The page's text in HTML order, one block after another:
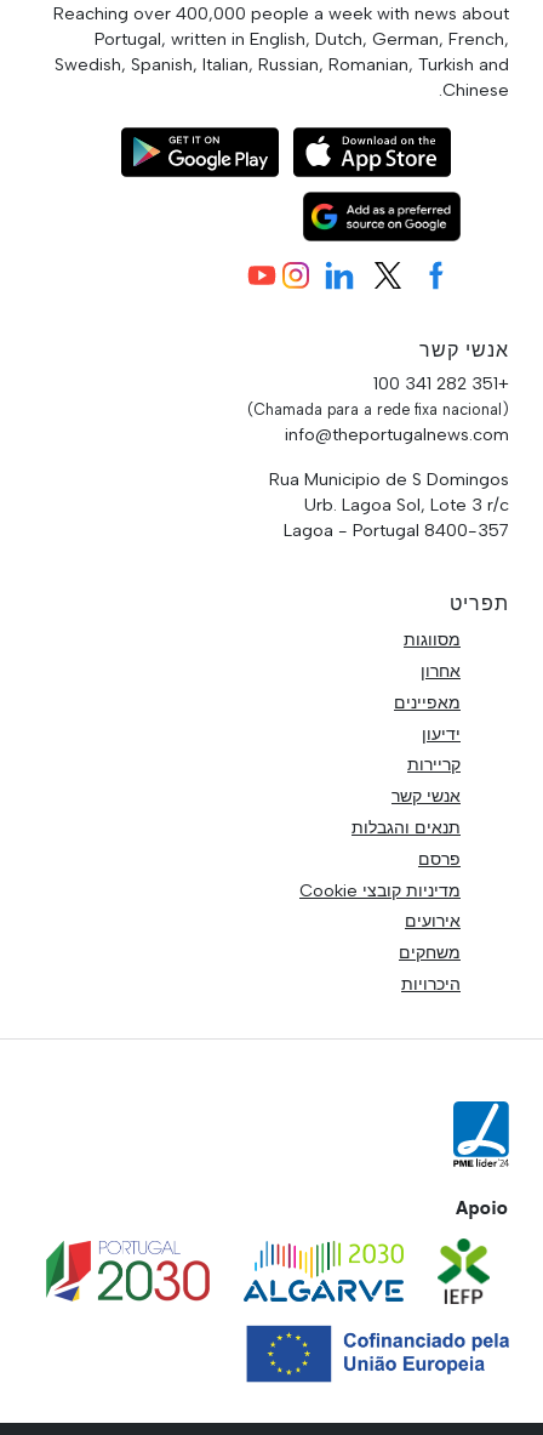
Reaching over 400,000 people a week with news about
Portugal, written in English, Dutch, German, French,
Swedish, Spanish, Italian, Russian, Romanian, Turkish and
Chinese.
אנשי קשר
+351 282 341 100
(Chamada para a rede fixa nacional)
info@theportugalnews.com
Rua Municipio de S Domingos
Urb. Lagoa Sol, Lote 3 r/c
8400-357 Lagoa - Portugal
תפריט
מסווגות
אחרון
מאפיינים
ידיעון
קריירות
אנשי קשר
תנאים והגבלות
פרסם
מדיניות קובצי Cookie
אירועים
משחקים
היכרויות
Apoio